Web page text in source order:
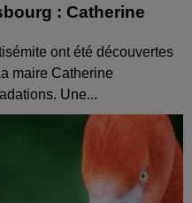
: Catherine
ont été découvertes
maire Catherine
Une...